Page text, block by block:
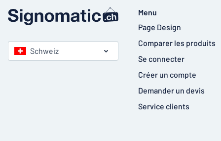
Schweiz
Menu
Page Design
Comparer les produits
Se connecter
Créer un compte
Demander un devis
Service clients